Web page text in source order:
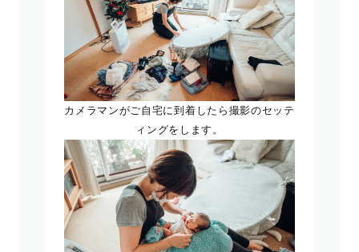
カメラマンがご自宅に到着したら撮影のセッテ
ィングをします。